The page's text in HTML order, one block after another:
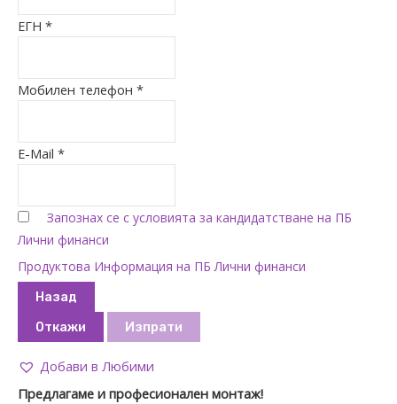
ЕГН *
Мобилен телефон *
E-Mail *
Запознах се с условията за кандидатстване на ПБ
Лични финанси
Продуктова Информация на ПБ Лични финанси
Назад
Откажи
Изпрати
Добави в Любими
Предлагаме и професионален монтаж!